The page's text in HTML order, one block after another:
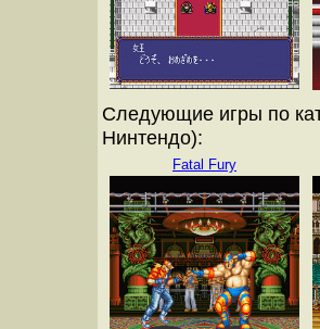
Следующие игры по
Нинтендо):
Fatal Fury